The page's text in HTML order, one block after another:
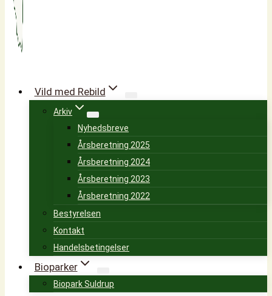
Vild med Rebild
Arkiv
Nyhedsbreve
Årsberetning 2025
Årsberetning 2024
Årsberetning 2023
Årsberetning 2022
Bestyrelsen
Kontakt
Handelsbetingelser
Bioparker
Biopark Suldrup